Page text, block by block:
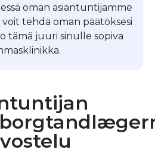
oman asiantuntijamme
voit tehdä oman päätöksesi
tämä juuri sinulle sopiva